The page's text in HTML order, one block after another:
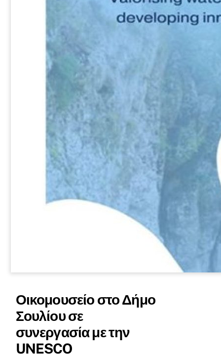
Οικομουσείο στο Δήμο
Σουλίου σε
συνεργασία με την
UNESCO